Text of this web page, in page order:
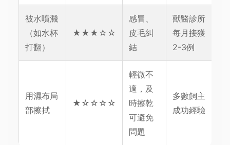
被水噴濺
（如水杯
打翻）
★★★☆☆
感冒、
皮毛糾
結
獸醫診所
每月接獲
2-3例
用濕布局
部擦拭
★☆☆☆☆
輕微不
適，及
時擦乾
可避免
問題
多數飼主
成功經驗